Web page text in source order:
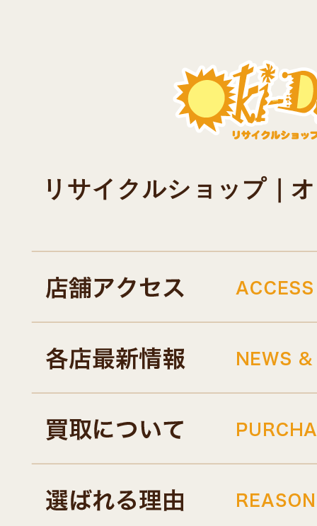
リサイクルショップ｜